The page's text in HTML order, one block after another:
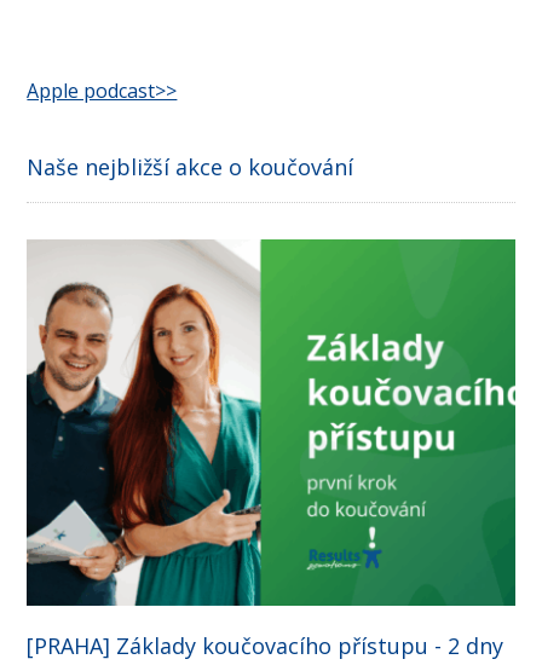
Apple podcast>>
Naše nejbližší akce o koučování
[PRAHA] Základy koučovacího přístupu - 2 dny